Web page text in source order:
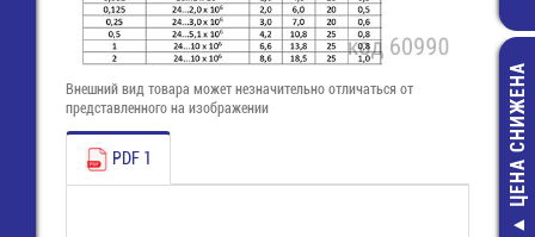
ЦЕНА СНИЖЕНА
Внешний вид товара может незначительно отличаться от
представленного на изображении
PDF 1